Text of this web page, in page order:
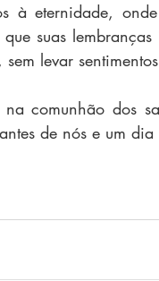
à eternidade,
suas
levar
na comunhão dos
de nós e um dia